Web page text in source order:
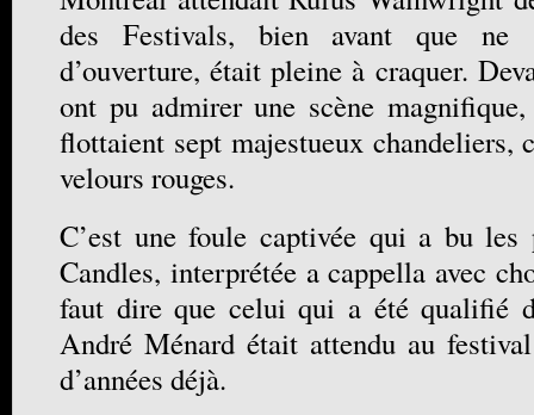
des Festivals, bien avant que ne
d’ouverture, était pleine à craquer.
ont pu admirer une scène
flottaient sept majestueux chandeliers,
velours rouges.
C’est une foule captivée qui a bu les
Candles, interprétée a cappella avec
faut dire que celui qui a été qualifié
André Ménard était attendu au
d’années déjà.